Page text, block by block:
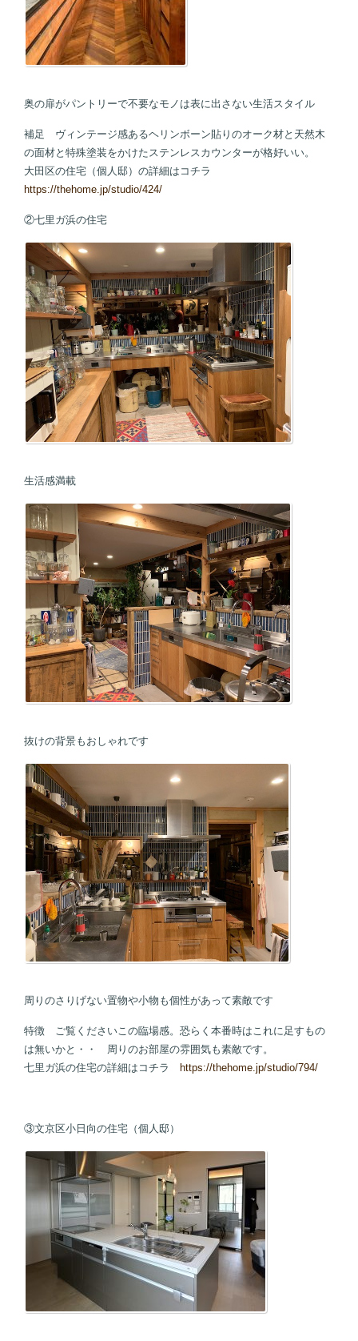
奥の扉がパントリーで不要なモノは表に出さない生活スタイル
補足 ヴィンテージ感あるヘリンボーン貼りのオーク材と天然木
の面材と特殊塗装をかけたステンレスカウンターが格好いい。
大田区の住宅（個人邸）の詳細はコチラ
https://thehome.jp/studio/424/
②七里ガ浜の住宅
生活感満載
抜けの背景もおしゃれです
周りのさりげない置物や小物も個性があって素敵です
特徴 ご覧くださいこの臨場感。恐らく本番時はこれに足すもの
は無いかと・・ 周りのお部屋の雰囲気も素敵です。
七里ガ浜の住宅の詳細はコチラ https://thehome.jp/studio/794/
③文京区小日向の住宅（個人邸）